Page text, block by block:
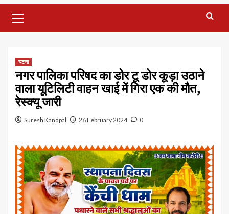
Menu
घटना
नगर पालिका परिषद का डोर टू डोर कूड़ा उठाने
वाला यूटिलिटी वाहन खाई में गिरा एक की मौत,
रेस्क्यू जारी
Suresh Kandpal 26 February 2024 0